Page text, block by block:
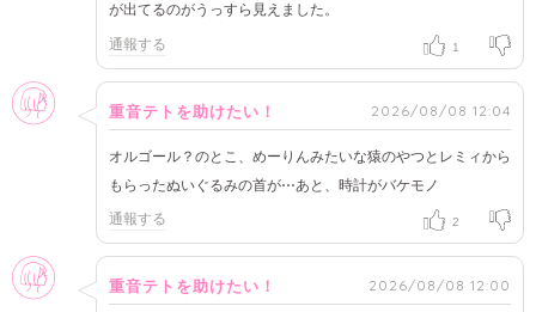
が出てるのがうっすら見えました。
通報する 1
女性
重音テトを助けたい！ 2026/08/08 12:04
オルゴール？のとこ、めーりんみたいな猿のやつとレミィから
もらったぬいぐるみの首が⋯あと、時計がバケモノ
通報する 2
女性
重音テトを助けたい！ 2026/08/08 12:00